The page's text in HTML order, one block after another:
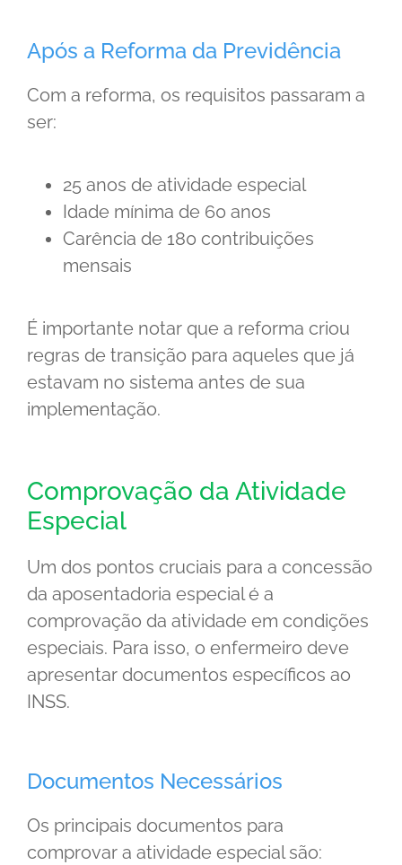
Após a Reforma da Previdência
Com a reforma, os requisitos passaram a
ser:
25 anos de atividade especial
Idade mínima de 60 anos
Carência de 180 contribuições
mensais
É importante notar que a reforma criou
regras de transição para aqueles que já
estavam no sistema antes de sua
implementação.
Comprovação da Atividade
Especial
Um dos pontos cruciais para a concessão
da aposentadoria especial é a
comprovação da atividade em condições
especiais. Para isso, o enfermeiro deve
apresentar documentos específicos ao
INSS.
Documentos Necessários
Os principais documentos para
comprovar a atividade especial são: